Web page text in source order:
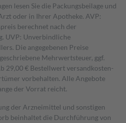
lesen Sie die Packungsbeilage und
oder in Ihrer Apotheke. AVP:
berechnet nach der
UVP: Unverbindliche
Die angegebenen Preise
Mehrwertsteuer, ggf.
29,00 € Bestell­wert versand­kosten­
vorbehalten. Alle Angebote
der Vorrat reicht.
der Arzneimittel und sonstigen
beinhaltet die Durchführung von